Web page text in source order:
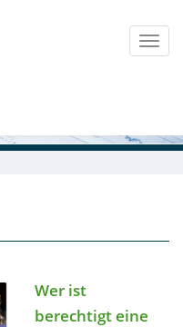
Wer ist
berechtigt eine